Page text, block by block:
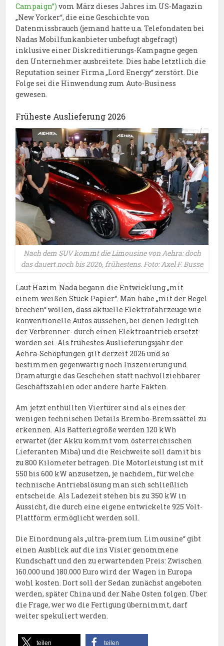
Campaign”) vom März dieses Jahres im US-Magazin
„New Yorker“, die eine Geschichte von
Datenmissbrauch (jemand hatte u.a. Telefondaten bei
Nadas Mobilfunkanbieter unbefugt abgefragt)
inklusive einer Diskreditierungs-Kampagne gegen
den Unternehmer ausbreitete. Dies habe letztlich die
Reputation seiner Firma „Lord Energy“ zerstört. Die
Folge sei die Hinwendung zum Auto-Business
gewesen.
Früheste Auslieferung 2026
Nach dem SUV kommt die Limousine von Aehra: doch
das dauert noch bis 2026, frühestens. Foto: Axel F. Busse
Laut Hazim Nada begann die Entwicklung „mit
einem weißen Stück Papier“. Man habe „mit der Regel
brechen“ wollen, dass aktuelle Elektrofahrzeuge wie
konventionelle Autos aussehen, bei denen lediglich
der Verbrenner- durch einen Elektroantrieb ersetzt
worden sei. Als frühestes Auslieferungsjahr der
Aehra-Schöpfungen gilt derzeit 2026 und so
bestimmen gegenwärtig noch Inszenierung und
Dramaturgie das Geschehen statt nachvollziehbarer
Geschäftszahlen oder andere harte Fakten.
Am jetzt enthüllten Viertürer sind als eines der
wenigen technischen Details Brembo-Bremssättel zu
erkennen. Als Batteriegröße werden 120 kWh
erwartet (der Akku kommt vom österreichischen
Lieferanten Miba) und die Reichweite soll damit bis
zu 800 Kilometer betragen. Die Motorleistung ist mit
550 bis 600 kW anzusetzen, je nachdem, für welche
technische Antriebslösung man sich schließlich
entscheide. Als Ladezeit stehen bis zu 350 kW in
Aussicht, die durch eine eigene entwickelte 925 Volt-
Plattform ermöglicht werden soll.
Die Einordnung als „ultra-premium Limousine“ gibt
einen Ausblick auf die ins Visier genommene
Kundschaft und den zu erwartenden Preis: Zwischen
160.000 und 180.000 Euro wird der Wagen in Europa
wohl kosten. Dort soll der Sedan zunächst angeboten
werden, später China und der Nahe Osten folgen. Über
die Frage, wer wo die Fertigung übernimmt, darf
weiter spekuliert werden.
teilen teilen